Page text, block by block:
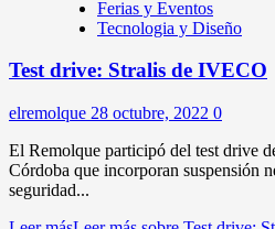
Ferias y Eventos
Tecnologia y Diseño
Test drive: Stralis de IVECO
elremolque 28 octubre, 2022 0
El Remolque participó del test drive
Córdoba que incorporan suspensión
seguridad...